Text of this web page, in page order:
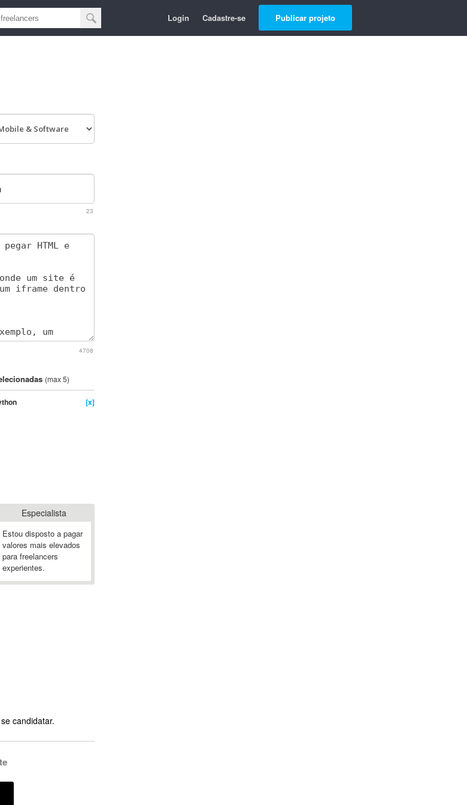
Login Cadastre-se Publicar projeto
23
4708
(max 5)
[x]
Especialista
Estou disposto a pagar
valores mais elevados
para freelancers
experientes.
candidatar.